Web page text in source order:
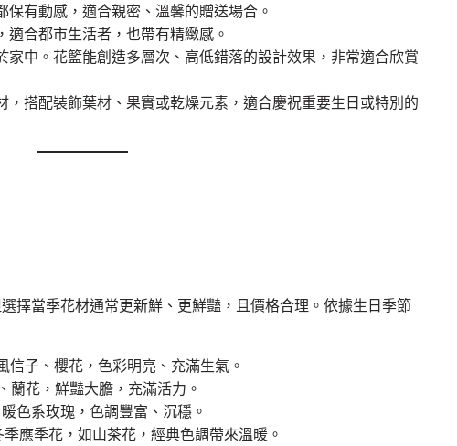
有動感，適合親密、溫馨的贈送場合。
合都市生活者，也帶有精緻感。
家中。花籃能創造多層次、高低錯落的設計效果，非常適合欣賞
，搭配裝飾葉材、果實或乾燥元素，適合慶祝重要生日或特別的
擇當季花材通常更新鮮、更鮮豔，且價格合理。依據生日季節
信子、櫻花，色彩明亮、充滿生氣。
蘭花，鮮豔大膽，充滿活力。
色系玫瑰，色調豐富、沉穩。
季應季花，如山茶花，經典色調帶來溫暖。